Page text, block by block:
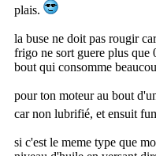
plais.
la buse ne doit pas rougir
frigo ne sort guere plus que
bout qui consomme
pour ton moteur au bout
car non lubrifié, et ensuit
si c'est le meme type que